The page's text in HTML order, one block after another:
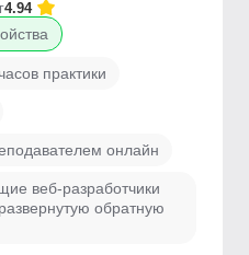
4.94
практики
онлайн
веб-разработчики
обратную